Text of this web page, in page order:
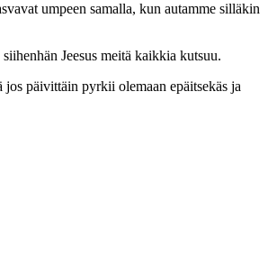
umpeen samalla, kun autamme silläkin
Jeesus meitä kaikkia kutsuu.
päivittäin pyrkii olemaan epäitsekäs ja